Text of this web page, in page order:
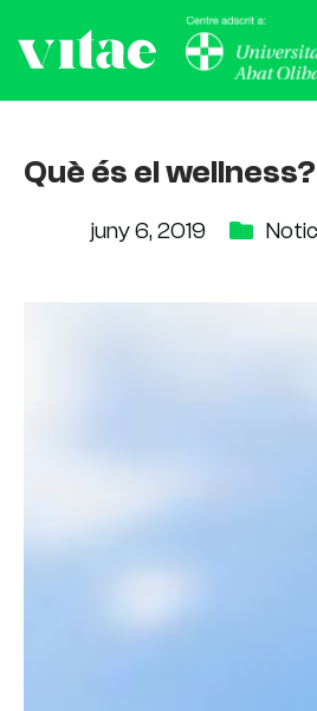
Què és el wellness?
juny 6, 2019